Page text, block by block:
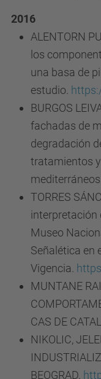
2016
ALENTORN
los
una basa de
estudio.
BURGOS
fachadas de
degradación
tratamientos
mediterráneos.
TORRES
interpretación
Museo
Señalética en
Vigencia.
MUNTANE
CAS DE
NIKOLIC,
BEOGRAD.